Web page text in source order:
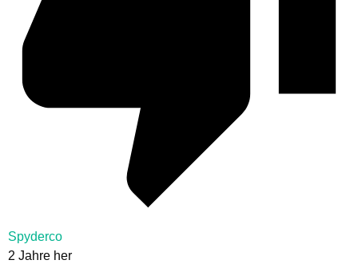
Spyderco
2 Jahre her